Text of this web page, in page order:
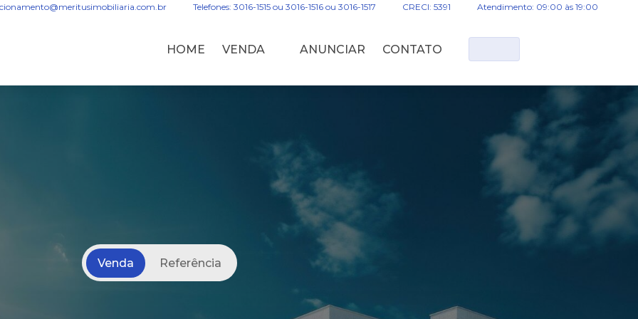
Telefones: 3016-1515 ou 3016-1516 ou 3016-1517 CRECI: 5391 Atendimento: 09:00 às 19:00
HOME VENDA ANUNCIAR CONTATO
Venda Referência